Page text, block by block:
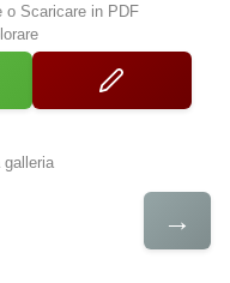
o Scaricare in PDF
galleria
→